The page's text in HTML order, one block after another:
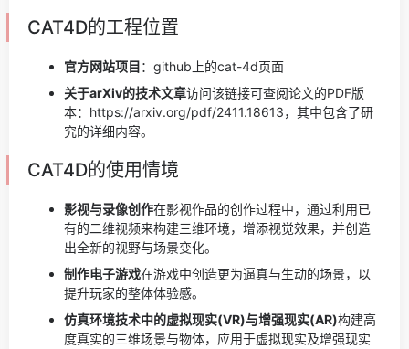
CAT4D的工程位置
官方网站项目：github上的cat-4d页面
关于arXiv的技术文章访问该链接可查阅论文的PDF版
本：https://arxiv.org/pdf/2411.18613，其中包含了研
究的详细内容。
CAT4D的使用情境
影视与录像创作在影视作品的创作过程中，通过利用已
有的二维视频来构建三维环境，增添视觉效果，并创造
出全新的视野与场景变化。
制作电子游戏在游戏中创造更为逼真与生动的场景，以
提升玩家的整体体验感。
仿真环境技术中的虚拟现实(VR)与增强现实(AR)构建高
度真实的三维场景与物体，应用于虚拟现实及增强现实